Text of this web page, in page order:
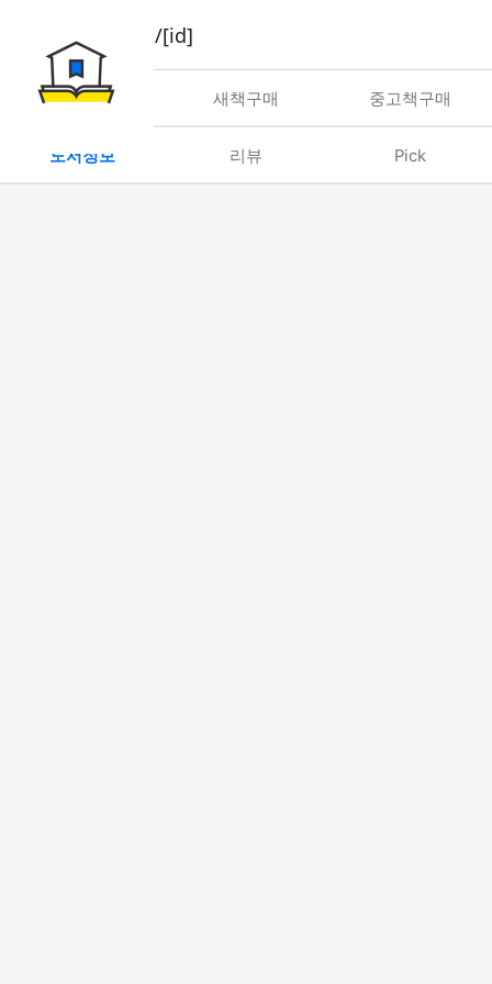
book/rent/[id]
대여 새책구매 중고책구매
도서정보 리뷰 Pick